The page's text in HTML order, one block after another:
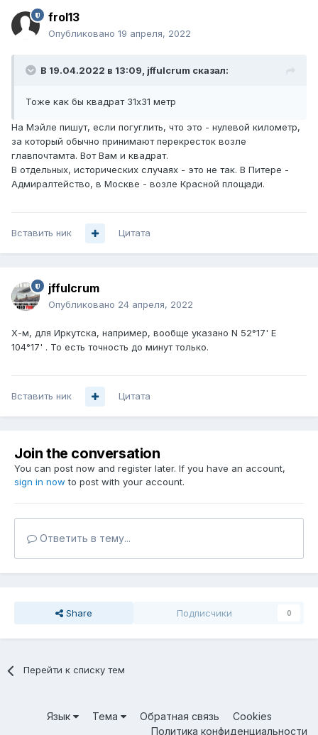
frol13
Опубликовано 19 апреля, 2022
В 19.04.2022 в 13:09, jffulcrum сказал:
Тоже как бы квадрат 31х31 метр
На Мэйле пишут, если погуглить, что это - нулевой километр,
за который обычно принимают перекресток возле
главпочтамта. Вот Вам и квадрат.
В отдельных, исторических случаях - это не так. В Питере -
Адмиралтейство, в Москве - возле Красной площади.
Вставить ник Цитата
jffulcrum
Опубликовано 24 апреля, 2022
Х-м, для Иркутска, например, вообще указано N 52°17' E
104°17' . То есть точность до минут только.
Вставить ник Цитата
Join the conversation
You can post now and register later. If you have an account,
sign in now to post with your account.
Ответить в тему...
Share Подписчики 0
Перейти к списку тем
Язык Тема Обратная связь
Cookies
Политика конфиденциальности